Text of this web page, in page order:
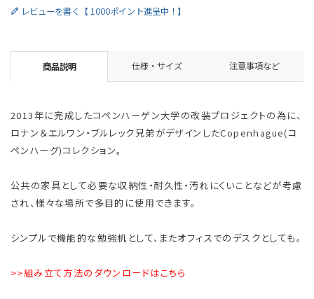
レビューを書く【 1000ポイント進呈中！】
商品説明 仕様・サイズ 注意事項など
2013年に完成したコペンハーゲン大学の改装プロジェクトの為に、
ロナン＆エルワン・ブルレック兄弟がデザインしたCopenhague(コ
ペンハーグ)コレクション。
公共の家具として必要な収納性・耐久性・汚れにくいことなどが考慮
され、様々な場所で多目的に使用できます。
シンプルで機能的な勉強机として、またオフィスでのデスクとしても。
>>組み立て方法のダウンロードはこちら